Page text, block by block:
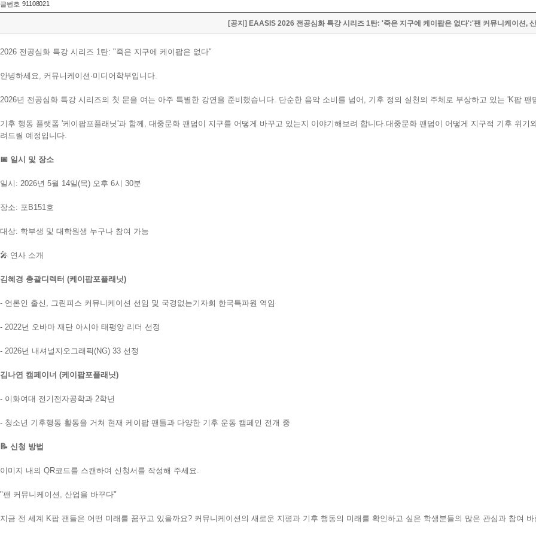
글번호 91108021
[공지] EAASIS 2026 전공심화 특강 시리즈 1탄: '죽은 지구에 케이팝은 없다':'팬 커뮤니케이션,
2026 전공심화 특강 시리즈 1탄: "죽은 지구에 케이팝은 없다"
안녕하세요, 커뮤니케이션·미디어학부입니다.
2026년 전공심화 특강 시리즈의 첫 문을 여는 아주 특별한 강연을 준비했습니다. 단순한 음악 소비를 넘어, 기후 정의 실천의 주체로 부상하고 있는 'K팝
기후 행동 플랫폼 '케이팝포플래닛'과 함께, 대중문화 팬덤이 지구를 어떻게 바꾸고 있는지 이야기해보려 합니다.대중문화 팬덤이 어떻게 지구적 기후 위
려드릴 예정입니다.
📅 일시 및 장소
일시: 2026년 5월 14일(목) 오후 6시 30분
장소: 포B151호
대상: 학부생 및 대학원생 누구나 참여 가능
🎤 연사 소개
김혜경 총괄디렉터 (케이팝포플래닛)
- 언론인 출신, 그린피스 커뮤니케이션 선임 및 국경없는기자회 한국특파원 역임
- 2022년 오바마 재단 아시아 태평양 리더 선정
- 2026년 내셔널지오그래픽(NG) 33 선정
김나연 캠페이너 (케이팝포플래닛)
- 이화여대 전기전자공학과 2학년
- 청소년 기후행동 활동을 거쳐 현재 케이팝 팬들과 다양한 기후 운동 캠페인 전개 중
📝 신청 방법
이미지 내의 QR코드를 스캔하여 신청서를 작성해 주세요.
"팬 커뮤니케이션, 산업을 바꾸다"
지금 전 세계 K팝 팬들은 어떤 미래를 꿈꾸고 있을까요? 커뮤니케이션의 새로운 지평과 기후 행동의 미래를 확인하고 싶은 학생분들의 많은 관심과 참여